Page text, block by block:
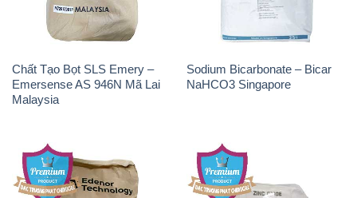
Chất Tạo Bọt SLS Emery –
Emersense AS 946N Mã Lai
Malaysia
Sodium Bicarbonate – Bicar
NaHCO3 Singapore